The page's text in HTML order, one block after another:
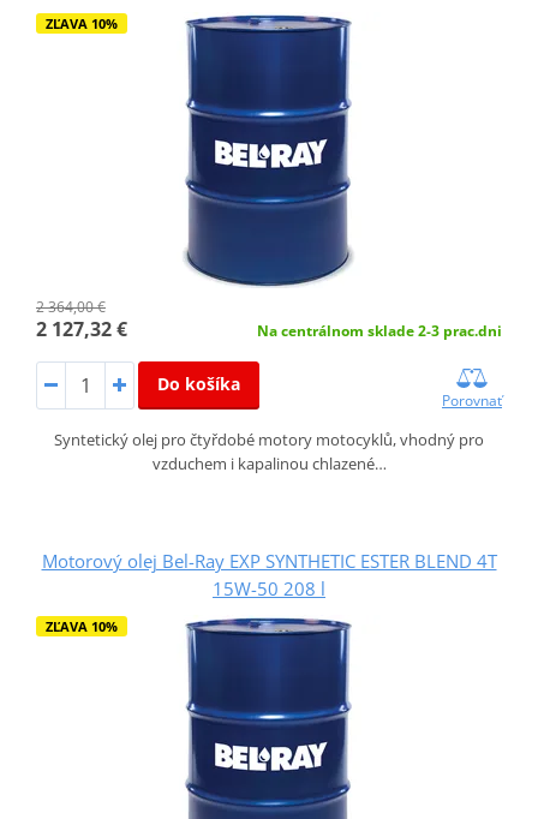
ZĽAVA 10%
2 364,00 €
2 127,32 € Na centrálnom sklade 2-3 prac.dni
Do košíka
Porovnať
Syntetický olej pro čtyřdobé motory motocyklů, vhodný pro
vzduchem i kapalinou chlazené…
Motorový olej Bel-Ray EXP SYNTHETIC ESTER BLEND 4T
15W-50 208 l
ZĽAVA 10%